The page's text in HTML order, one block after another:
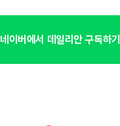
네이버에서 데일리안 구독하기